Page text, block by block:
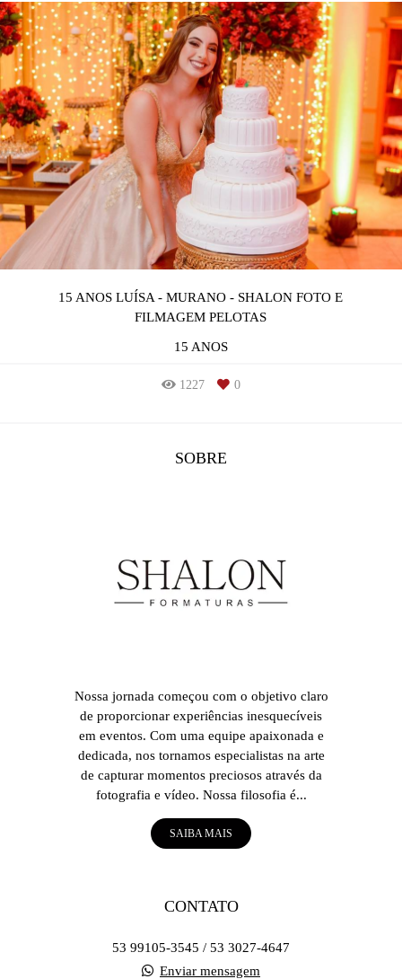
15 ANOS LUÍSA - MURANO - SHALON FOTO E
FILMAGEM PELOTAS
15 ANOS
1227 0
SOBRE
Nossa jornada começou com o objetivo claro
de proporcionar experiências inesquecíveis
em eventos. Com uma equipe apaixonada e
dedicada, nos tornamos especialistas na arte
de capturar momentos preciosos através da
fotografia e vídeo. Nossa filosofia é...
SAIBA MAIS
CONTATO
53 99105-3545 / 53 3027-4647
Enviar mensagem